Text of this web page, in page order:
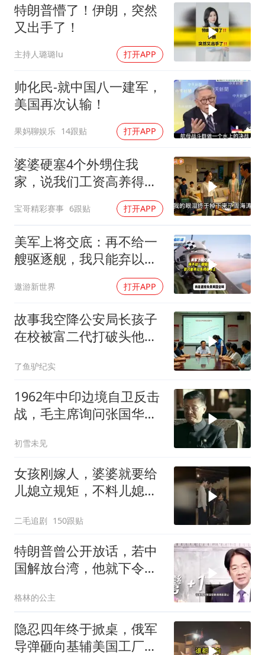
薛之谦杭州站演唱会取消
必胜客，被正式买断
四川宜宾地震网友称睡觉被摇醒
习近平心系体育强国建设
特朗普懵了！伊朗，突然
又出手了！
主持人璐璐lu 打开APP
帅化民-就中国八一建军，
美国再次认输！
果妈聊娱乐 14跟贴 打开APP
婆婆硬塞4个外甥住我
家，说我们工资高养得
起，我直接拒绝不再惯着
宝哥精彩赛事 6跟贴 打开APP
美军上将交底：再不给一
艘驱逐舰，我只能弃以色
遨游新世界 打开APP
故事我空降公安局长孩子
在校被富二代打破头他爹
了鱼驴纪实
1962年中印边境自卫反击
战，毛主席询问张国华能
初雪未见
女孩刚嫁人，婆婆就要给
儿媳立规矩，不料儿媳不
二毛追剧 150跟贴
特朗普曾公开放话，若中
国解放台湾，他就下令轰
格林的公主
隐忍四年终于掀桌，俄军
导弹砸向基辅美国工厂，